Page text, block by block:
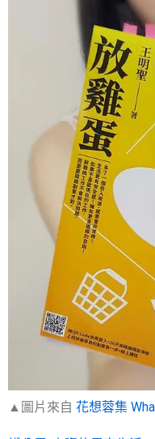
▲圖片來自 花想蓉集